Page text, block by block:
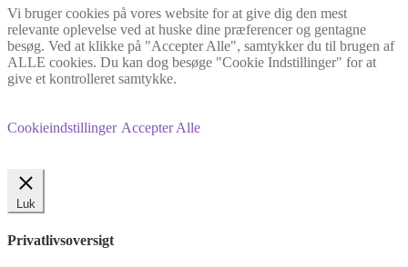
Vi bruger cookies på vores website for at give dig den mest
relevante oplevelse ved at huske dine præferencer og gentagne
besøg. Ved at klikke på "Accepter Alle", samtykker du til brugen af
ALLE cookies. Du kan dog besøge "Cookie Indstillinger" for at
give et kontrolleret samtykke.
Cookieindstillinger Accepter Alle
Luk
Privatlivsoversigt